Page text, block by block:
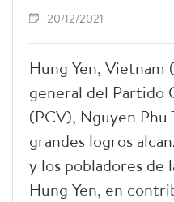
20/12/2021
Hung Yen,
general del Partido
(PCV), Nguyen Phu
grandes logros
y los pobladores de
Hung Yen, en